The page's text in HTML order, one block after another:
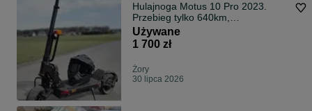
Hulajnoga Motus 10 Pro 2023.
Przebieg tylko 640km,
bezwypadkowa
Używane
1 700 zł
Żory
30 lipca 2026